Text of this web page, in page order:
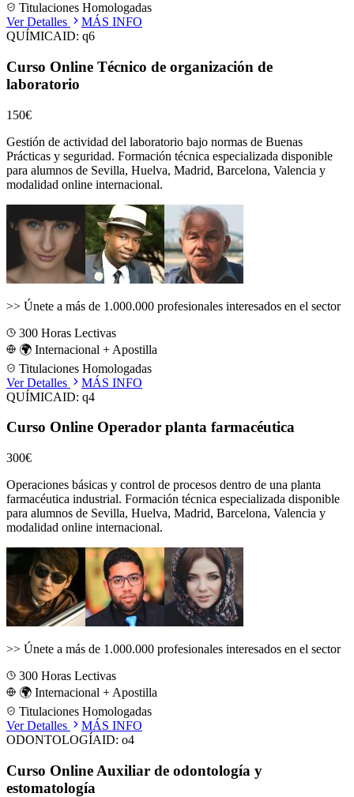
Titulaciones Homologadas
Ver Detalles
MÁS INFO
QUÍMICAID: q6
Curso Online Técnico de organización de
laboratorio
150€
Gestión de actividad del laboratorio bajo normas de Buenas
Prácticas y seguridad. Formación técnica especializada disponible
para alumnos de Sevilla, Huelva, Madrid, Barcelona, Valencia y
modalidad online internacional.
>> Únete a más de 1.000.000 profesionales interesados en el sector
300 Horas Lectivas
🌍 Internacional + Apostilla
Titulaciones Homologadas
Ver Detalles
MÁS INFO
QUÍMICAID: q4
Curso Online Operador planta farmacéutica
300€
Operaciones básicas y control de procesos dentro de una planta
farmacéutica industrial. Formación técnica especializada disponible
para alumnos de Sevilla, Huelva, Madrid, Barcelona, Valencia y
modalidad online internacional.
>> Únete a más de 1.000.000 profesionales interesados en el sector
300 Horas Lectivas
🌍 Internacional + Apostilla
Titulaciones Homologadas
Ver Detalles
MÁS INFO
ODONTOLOGÍAID: o4
Curso Online Auxiliar de odontología y
estomatología